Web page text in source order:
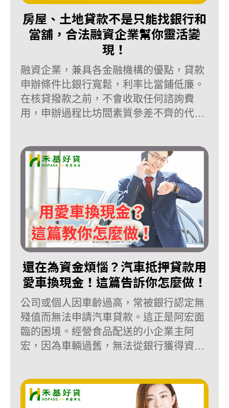
房屋、土地貸款不是只能找銀行和
當舖，合法融資企業幫你靈活變
現！
融資企業，兼具各金融機構的優點，貸款
申辦條件比銀行寬鬆，利率比當鋪低廉。
在核貸撥款之前，不會收取任何諮詢費
用，申辦過程比坊間素質參差不齊的代辦
鋪又不放心，合法融資企業，是取得周轉
金的適當選擇。
還在為資金煩惱？汽車抵押貸款用
愛車換現金！這篇告訴你怎麼做！
公司或個人因車齡過高，常被銀行認定無
殘值而無法申請汽車貸款。這正是阿宏面
臨的困境。經營食品配送的小企業主阿
宏，因為車輛過舊，無法從銀行獲得資金